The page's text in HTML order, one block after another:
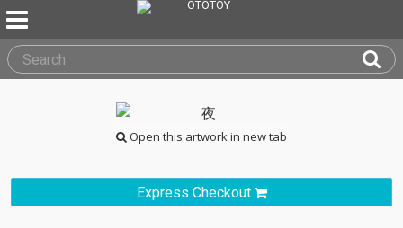
Open this artwork in new tab
Express Checkout